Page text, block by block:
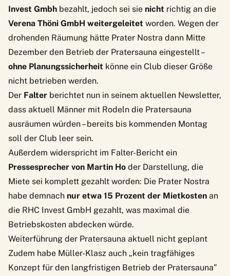
Invest Gmbh bezahlt, jedoch sei sie nicht richtig an die
Verena Thöni GmbH weitergeleitet worden. Wegen der
drohenden Räumung hätte Prater Nostra dann Mitte
Dezember den Betrieb der Pratersauna eingestellt –
ohne Planungssicherheit könne ein Club dieser Größe
nicht betrieben werden.
Der Falter berichtet nun in seinem aktuellen Newsletter,
dass aktuell Männer mit Rodeln die Pratersauna
ausräumen würden – bereits bis kommenden Montag
soll der Club leer sein.
Außerdem widerspricht im Falter-Bericht ein
Pressesprecher von Martin Ho der Darstellung, die
Miete sei komplett gezahlt worden: Die Prater Nostra
habe demnach nur etwa 15 Prozent der Mietkosten an
die RHC Invest GmbH gezahlt, was maximal die
Betriebskosten abdecken würde.
Weiterführung der Pratersauna aktuell nicht geplant
Zudem habe Müller-Klasz auch „kein tragfähiges
Konzept für den langfristigen Betrieb der Pratersauna”